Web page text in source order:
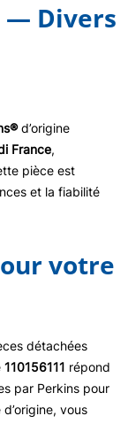
— Divers
d’origine
France,
pièce est
et la fiabilité
votre
détachées
110156111 répond
par Perkins pour
vous